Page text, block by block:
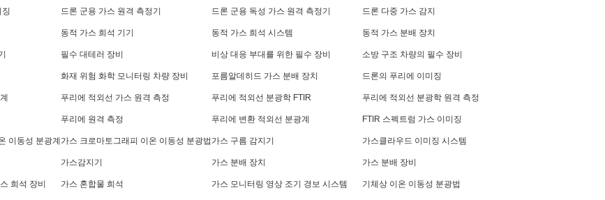
징 드론 군용 가스 원격 측정기 드론 군용 독성 가스 원격 측정기 드론 다중 가스 감지
동적 가스 희석 기기 동적 가스 희석 시스템 동적 가스 분배 장치
필수 대테러 장비 비상 대응 부대를 위한 필수 장비 소방 구조 차량의 필수 장비
화재 위험 화학 모니터링 차량 장비 포름알데히드 가스 분배 장치 드론의 푸리에 이미징
푸리에 적외선 가스 원격 측정 푸리에 적외선 분광학 FTIR 푸리에 적외선 분광학 원격 측정
푸리에 원격 측정 푸리에 변환 적외선 분광계 FTIR 스펙트럼 가스 이미징
이동성 분광계 가스 크로마토그래피 이온 이동성 분광법 가스 구름 감지기 가스클라우드 이미징 시스템
가스감지기 가스 분배 장치 가스 분배 장비
희석 장비 가스 혼합물 희석 가스 모니터링 영상 조기 경보 시스템 기체상 이온 이동성 분광법